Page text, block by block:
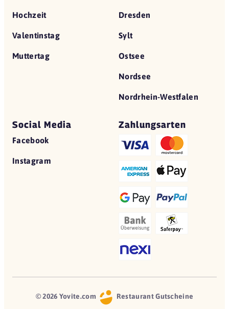
Hochzeit
Valentinstag
Muttertag
Dresden
Sylt
Ostsee
Nordsee
Nordrhein-Westfalen
Social Media
Facebook
Instagram
Zahlungsarten
© 2026 Yovite.com Restaurant Gutscheine